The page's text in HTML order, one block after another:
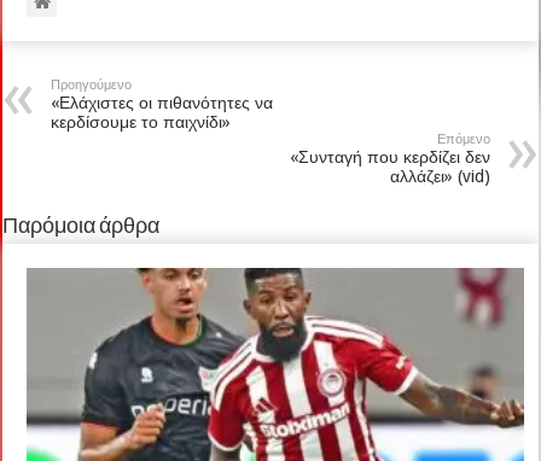
Προηγούμενο
«Ελάχιστες οι πιθανότητες να
κερδίσουμε το παιχνίδι»
Επόμενο
«Συνταγή που κερδίζει δεν
αλλάζει» (vid)
Παρόμοια άρθρα